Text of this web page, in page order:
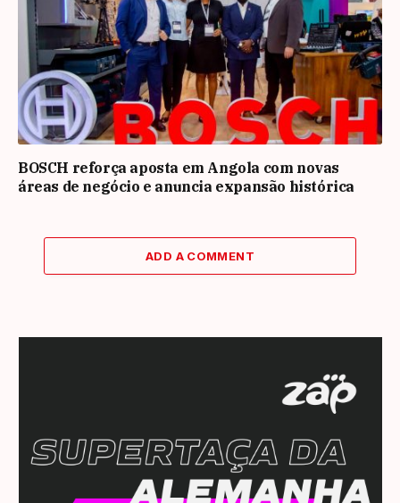
BOSCH reforça aposta em Angola com novas
áreas de negócio e anuncia expansão histórica
ADD A COMMENT